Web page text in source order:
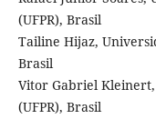
(UFPR), Brasil
Tailine Hijaz,
Brasil
Vitor Gabriel
(UFPR), Brasil